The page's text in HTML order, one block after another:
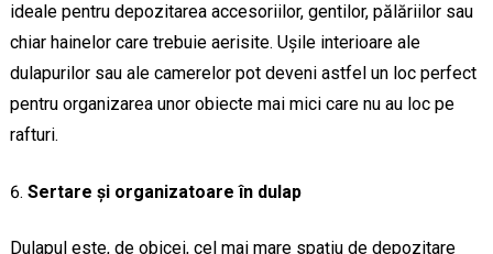
ideale pentru depozitarea accesoriilor, gentilor, pălăriilor sau
chiar hainelor care trebuie aerisite. Ușile interioare ale
dulapurilor sau ale camerelor pot deveni astfel un loc perfect
pentru organizarea unor obiecte mai mici care nu au loc pe
rafturi.
Sertare și organizatoare în dulap
Dulapul este, de obicei, cel mai mare spațiu de depozitare